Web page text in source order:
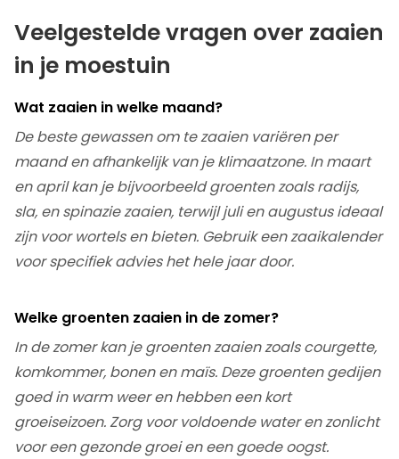
Veelgestelde vragen over zaaien
in je moestuin
Wat zaaien in welke maand?
De beste gewassen om te zaaien variëren per
maand en afhankelijk van je klimaatzone. In maart
en april kan je bijvoorbeeld groenten zoals radijs,
sla, en spinazie zaaien, terwijl juli en augustus ideaal
zijn voor wortels en bieten. Gebruik een zaaikalender
voor specifiek advies het hele jaar door.
Welke groenten zaaien in de zomer?
In de zomer kan je groenten zaaien zoals courgette,
komkommer, bonen en maïs. Deze groenten gedijen
goed in warm weer en hebben een kort
groeiseizoen. Zorg voor voldoende water en zonlicht
voor een gezonde groei en een goede oogst.